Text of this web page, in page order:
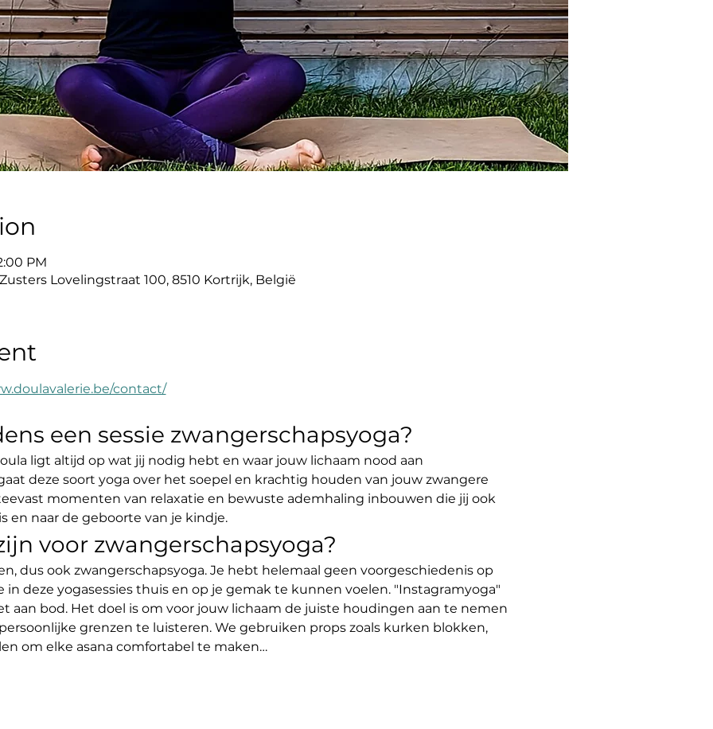
PM
Lovelingstraat 100, 8510 Kortrijk, België
contact/
een sessie zwangerschapsyoga?
ligt altijd op wat jij nodig hebt en waar jouw lichaam nood aan
deze soort yoga over het soepel en krachtig houden van jouw zwangere
momenten van relaxatie en bewuste ademhaling inbouwen die jij ook
en naar de geboorte van je kindje.
voor zwangerschapsyoga?
dus ook zwangerschapsyoga. Je hebt helemaal geen voorgeschiedenis op
deze yogasessies thuis en op je gemak te kunnen voelen. "Instagramyoga"
aan bod. Het doel is om voor jouw lichaam de juiste houdingen aan te nemen
grenzen te luisteren. We gebruiken props zoals kurken blokken,
om elke asana comfortabel te maken…